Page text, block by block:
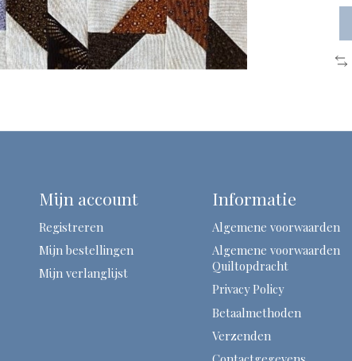
Mijn account
Registreren
Mijn bestellingen
Mijn verlanglijst
Informatie
Algemene voorwaarden
Algemene voorwaarden
Quiltopdracht
Privacy Policy
Betaalmethoden
Verzenden